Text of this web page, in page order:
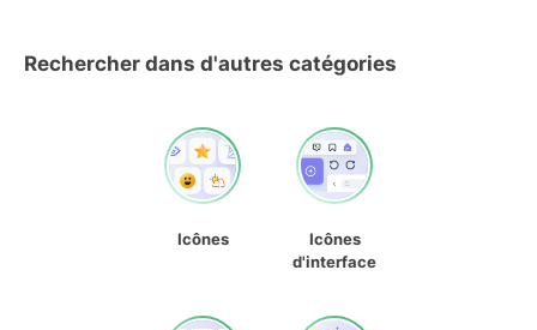
Rechercher dans d'autres catégories
Icônes
Icônes
d'interface